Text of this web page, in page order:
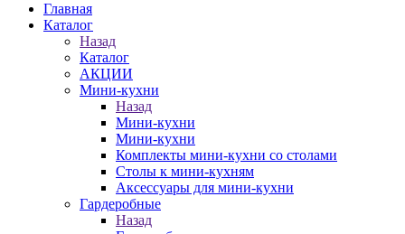
Главная
Каталог
Назад
Каталог
АКЦИИ
Мини-кухни
Назад
Мини-кухни
Мини-кухни
Комплекты мини-кухни со столами
Столы к мини-кухням
Аксессуары для мини-кухни
Гардеробные
Назад